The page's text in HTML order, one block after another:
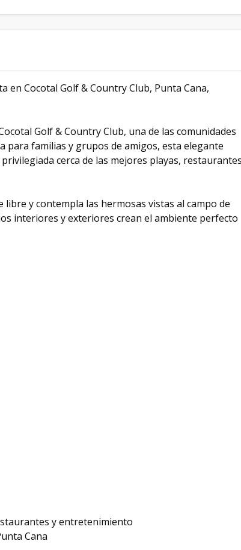
en Cocotal Golf & Country Club, Punta Cana,
Golf & Country Club, una de las comunidades
para familias y grupos de amigos, esta elegante
cerca de las mejores playas, restaurantes
y contempla las hermosas vistas al campo de
interiores y exteriores crean el ambiente perfecto
y entretenimiento
Cana